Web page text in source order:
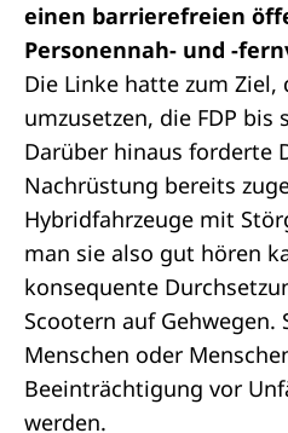
einen barrierefreien
Personennah- und -
Die Linke hatte zum Ziel,
umzusetzen, die FDP bis
Darüber hinaus forderte
Nachrüstung bereits
Hybridfahrzeuge mit
man sie also gut hören
konsequente
Scootern auf Gehwegen.
Menschen oder
Beeinträchtigung vor
werden.